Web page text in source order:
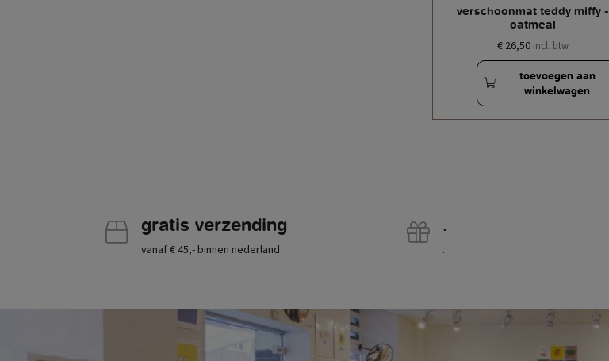
verschoonmat teddy miffy -
oatmeal
€ 26,50 incl. btw
toevoegen aan
winkelwagen
gratis verzending
vanaf € 45,- binnen nederland
.
.